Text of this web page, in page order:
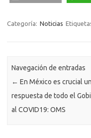
Categoría: Noticias
Navegación de entradas
← En México es crucial
respuesta de todo el
al COVID19: OMS